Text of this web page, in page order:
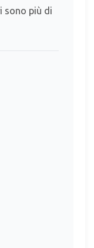
sono più di